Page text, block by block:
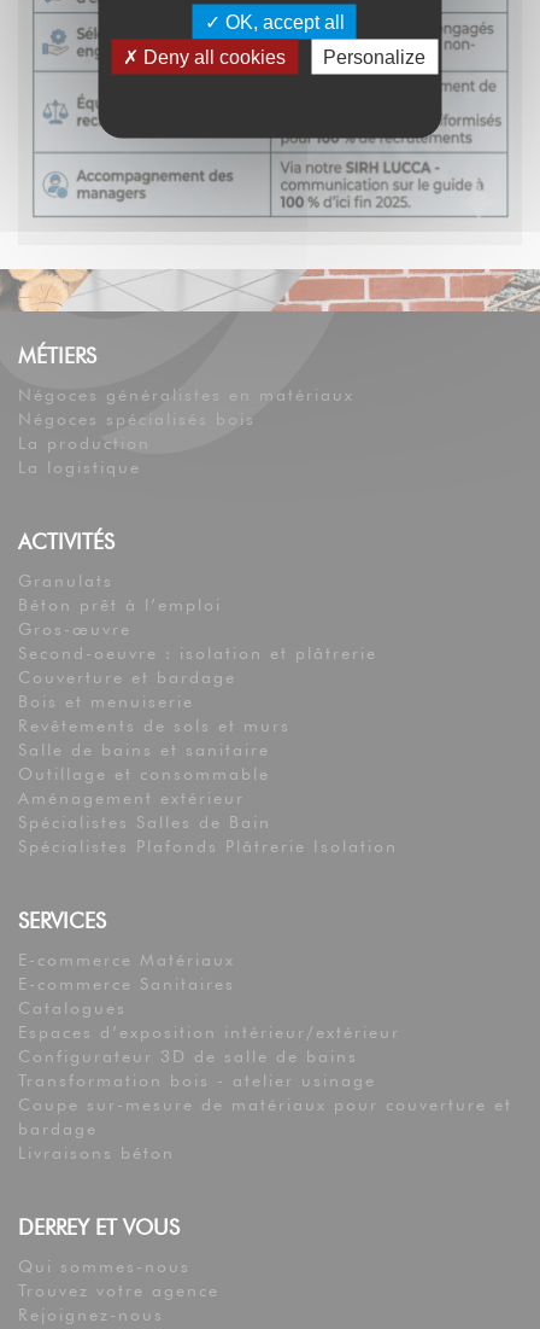
MÉTIERS
Négoces généralistes en matériaux
Négoces spécialisés bois
La production
La logistique
ACTIVITÉS
Granulats
Béton prêt à l’emploi
Gros-œuvre
Second-oeuvre : isolation et plâtrerie
Couverture et bardage
Bois et menuiserie
Revêtements de sols et murs
Salle de bains et sanitaire
Outillage et consommable
Aménagement extérieur
Spécialistes Salles de Bain
Spécialistes Plafonds Plâtrerie Isolation
SERVICES
E-commerce Matériaux
E-commerce Sanitaires
Catalogues
Espaces d’exposition intérieur/extérieur
Configurateur 3D de salle de bains
Transformation bois - atelier usinage
Coupe sur-mesure de matériaux pour couverture et
bardage
Livraisons béton
DERREY ET VOUS
Qui sommes-nous
Trouvez votre agence
Rejoignez-nous
OK, accept all
Deny all cookies
Personalize